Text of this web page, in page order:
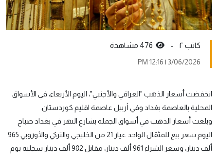
کاتب ٢ -
3/06/2026 | 12:16 PM
انخفضت أسعار الذهب "العراقي والأجنبي"، اليوم الأربعاء، في الأسواق
المحلية بالعاصمة بغداد وفي أربيل عاصمة اقليم كوردستان.
وبلغت أسعار الذهب في أسواق الجملة بشارع النهر في بغداد صباح
اليوم سعر بيع للمثقال الواحد عيار 21 من الخليجي والتركي والأوروبي 965
ألف دينار، وسعر الشراء 961 ألف دينار، مقابل 982 ألف دينار سجلته يوم